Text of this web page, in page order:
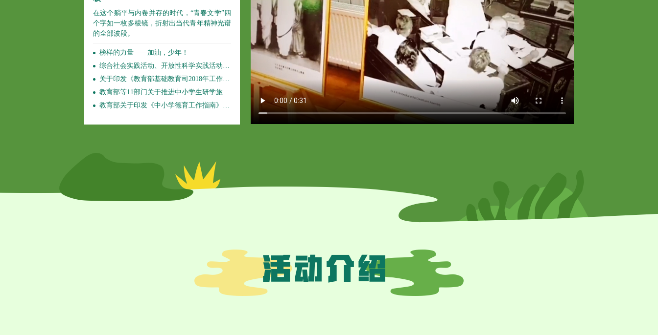
在这个躺平与内卷并存的时代，“青春文学”四
个字如一枚多棱镜，折射出当代青年精神光谱
的全部波段。
榜样的力量——加油，少年！
综合社会实践活动、开放性科学实践活动计入中考成绩
关于印发《教育部基础教育司2018年工作要点》的通知
教育部等11部门关于推进中小学生研学旅行的意见公布
教育部关于印发《中小学德育工作指南》的通知